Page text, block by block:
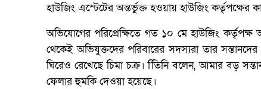
হাউজিং এস্টেটের অন্তর্ভুক্ত হওয়ায় হাউজিং কর্তৃপক্ষের
অভিযোগের পরিপ্রেক্ষিতে গত ১০ মে হাউজিং
থেকেই অভিযুক্তদের পরিবারের সদস্যরা তার
ঘিরেও রেখেছে চিমা চক্র। িতিনি বলেন, আমার বড়
ফেলার হুমকি দেওয়া হয়েছে।